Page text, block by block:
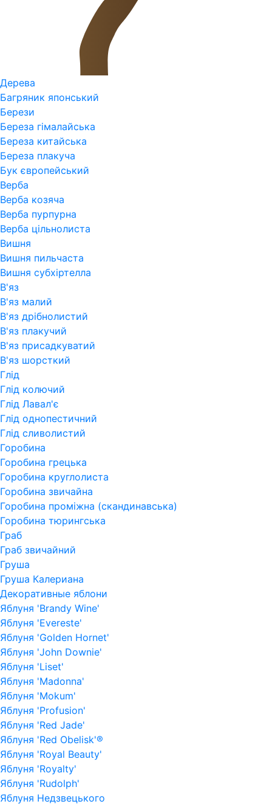
Дерева
Багряник японський
Берези
Береза гімалайська
Береза китайська
Береза плакуча
Бук європейський
Верба
Верба козяча
Верба пурпурна
Верба цільнолиста
Вишня
Вишня пильчаста
Вишня субхіртелла
В'яз
В'яз малий
В'яз дрібнолистий
В'яз плакучий
В'яз присадкуватий
В'яз шорсткий
Глід
Глід колючий
Глід Лавал'є
Глід однопестичний
Глід сливолистий
Горобина
Горобина грецька
Горобина круглолиста
Горобина звичайна
Горобина проміжна (скандинавська)
Горобина тюрингська
Граб
Граб звичайний
Груша
Груша Калериана
Декоративные яблони
Яблуня 'Brandy Wine'
Яблуня 'Evereste'
Яблуня 'Golden Hornet'
Яблуня 'John Downie'
Яблуня 'Liset'
Яблуня 'Madonna'
Яблуня 'Mokum'
Яблуня 'Profusion'
Яблуня 'Red Jade'
Яблуня 'Red Obelisk'®
Яблуня 'Royal Beauty'
Яблуня 'Royalty'
Яблуня 'Rudolph'
Яблуня Недзвецького